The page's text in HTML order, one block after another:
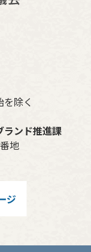
除く
ンド推進課
地